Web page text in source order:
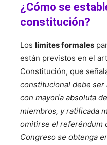
¿Cómo se
constitución?
Los límites formales
están previstos en el
Constitución, que
constitucional debe
con mayoría absoluta
miembros, y ratificada
omitirse el referéndum
Congreso se obtenga